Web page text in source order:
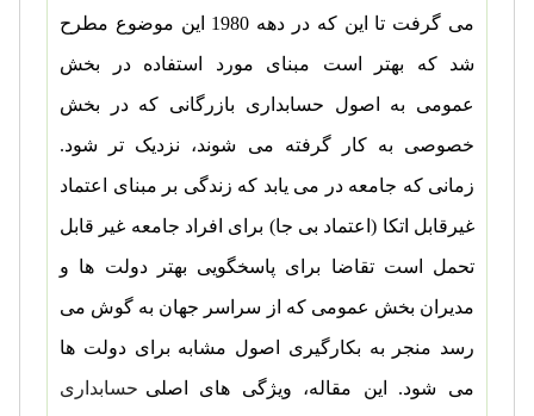
می گرفت تا این که در دهه 1980 این موضوع مطرح
شد که بهتر است مبنای مورد استفاده در بخش
عمومی به اصول حسابداری بازرگانی که در بخش
خصوصی به کار گرفته می شوند، نزدیک تر شود.
زمانی که جامعه در می یابد که زندگی بر مبنای اعتماد
غیرقابل اتکا (اعتماد بی جا) برای افراد جامعه غیر قابل
تحمل است تقاضا برای پاسخگویی بهتر دولت ها و
مدیران بخش عمومی که از سراسر جهان به گوش می
رسد منجر به بکارگیری اصول مشابه برای دولت ها
می شود. این مقاله، ویژگی های اصلیحسابداری